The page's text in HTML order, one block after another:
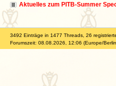
Aktuelles zum PITB-Summer
3492 Einträge in 1477 Threads, 26
Forumszeit: 08.08.2026, 12:06 (Europe/